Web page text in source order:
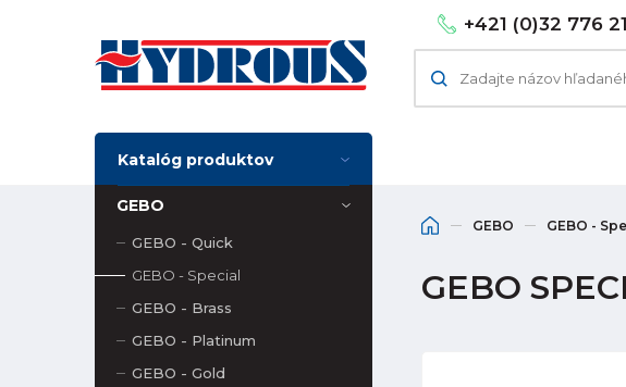
+421 (0)32 776
Katalóg produktov
GEBO
GEBO - Quick
GEBO - Special
GEBO - Brass
GEBO - Platinum
GEBO - Gold
GEBO GEBO -
GEBO